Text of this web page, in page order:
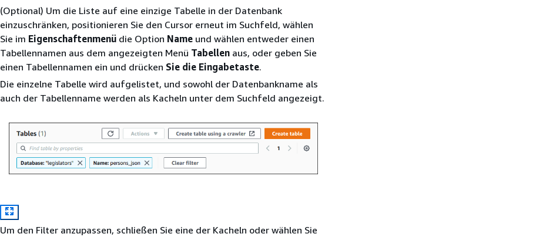
(Optional) Um die Liste auf eine einzige Tabelle in der Datenbank
einzuschränken, positionieren Sie den Cursor erneut im Suchfeld, wählen
Sie im Eigenschaftenmenü die Option Name und wählen entweder einen
Tabellennamen aus dem angezeigten Menü Tabellen aus, oder geben Sie
einen Tabellennamen ein und drücken Sie die Eingabetaste.
Die einzelne Tabelle wird aufgelistet, und sowohl der Datenbankname als
auch der Tabellenname werden als Kacheln unter dem Suchfeld angezeigt.
Um den Filter anzupassen, schließen Sie eine der Kacheln oder wählen Sie